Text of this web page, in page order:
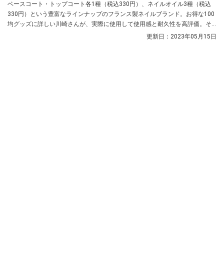
ベースコート・トップコート各1種（税込330円）、ネイルオイル3種（税込
330円）という豊富なラインナップのフランス製ネイルブランド。お得な100
均グッズに詳しい川崎さんが、実際に使用して使用感と耐久性を高評価。そ
の他のダイソーで合わせて解体ネイルパーツやネイル落とし、ネイルケアと
更新日： 2023年05月15日